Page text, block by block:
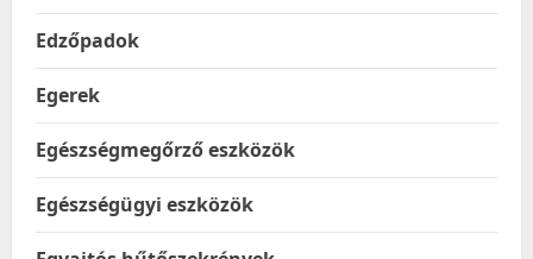
Edzőpadok
Egerek
Egészségmegőrző eszközök
Egészségügyi eszközök